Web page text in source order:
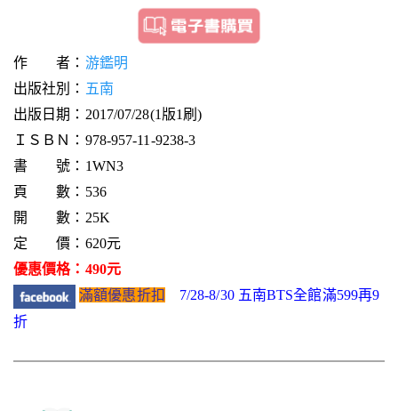
作 者： 游鑑明
出版社別： 五南
出版日期：2017/07/28(1版1刷)
ＩＳＢＮ：978-957-11-9238-3
書 號：1WN3
頁 數：536
開 數：25K
定 價：620元
優惠價格：490元
滿額優惠折扣
7/28-8/30 五南BTS全館滿599再9
折